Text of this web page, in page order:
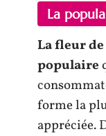
La
Lafleur de
populaire
forme la
appréciée.